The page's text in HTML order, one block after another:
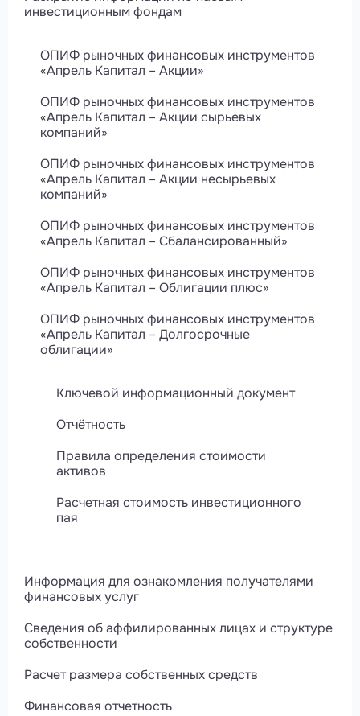
инвестиционным фондам
ОПИФ рыночных финансовых инструментов
«Апрель Капитал – Акции»
ОПИФ рыночных финансовых инструментов
«Апрель Капитал – Акции сырьевых
компаний»
ОПИФ рыночных финансовых инструментов
«Апрель Капитал – Акции несырьевых
компаний»
ОПИФ рыночных финансовых инструментов
«Апрель Капитал – Сбалансированный»
ОПИФ рыночных финансовых инструментов
«Апрель Капитал – Облигации плюс»
ОПИФ рыночных финансовых инструментов
«Апрель Капитал – Долгосрочные
облигации»
Ключевой информационный документ
Отчётность
Правила определения стоимости
активов
Расчетная стоимость инвестиционного
пая
Информация для ознакомления получателями
финансовых услуг
Сведения об аффилированных лицах и структуре
собственности
Расчет размера собственных средств
Финансовая отчетность